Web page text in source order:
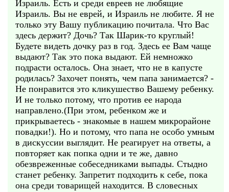
Израиль. Есть и среди евреев не любящие
Израиль. Вы не еврей, и Израиль не любите. Я не
только эту Вашу публикацию почитала. Что Вас
здесь держит? Дочь? Так Шарик-то круглый!
Будете видеть дочку раз в год. Здесь ее Вам чаще
выдают? Так это пока выдают. Ей немножко
подрасти осталось. Она знает, что не в капусте
родилась? Захочет понять, чем папа занимается? -
Не понравится это кликушество Вашему ребенку.
И не только потому, что против ее народа
направлено.(При этом, ребенком же и
прикрываетесь - знакомые в нашем микрорайоне
повадки!). Но и потому, что папа не особо умным
в дискуссии выглядит. Не реагирует на ответы, а
повторяет как попка одни и те же, давно
обезвреженные собеседниками выпады. Стыдно
станет ребенку. Запретит подходить к себе, пока
она среди товарищей находится. В словесных